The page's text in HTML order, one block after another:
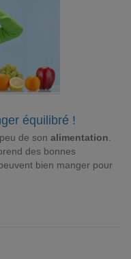
équilibré !
de son alimentation
des bonnes
bien manger pour